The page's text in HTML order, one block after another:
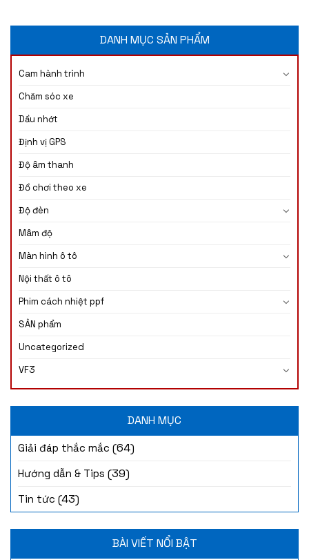
DANH MỤC SẢN PHẨM
Cam hành trình
Chăm sóc xe
Dầu nhớt
Định vị GPS
Độ âm thanh
Đồ chơi theo xe
Độ đèn
Mâm độ
Màn hình ô tô
Nội thất ô tô
Phim cách nhiệt ppf
SẢN phẩm
Uncategorized
VF3
DANH MỤC
Giải đáp thắc mắc (64)
Hướng dẫn & Tips (39)
Tin tức (43)
BÀI VIẾT NỔI BẬT